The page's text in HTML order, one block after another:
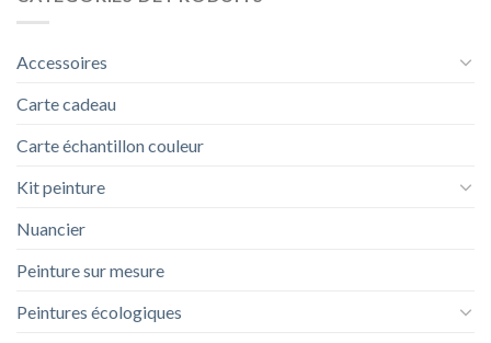
Accessoires
Carte cadeau
Carte échantillon couleur
Kit peinture
Nuancier
Peinture sur mesure
Peintures écologiques